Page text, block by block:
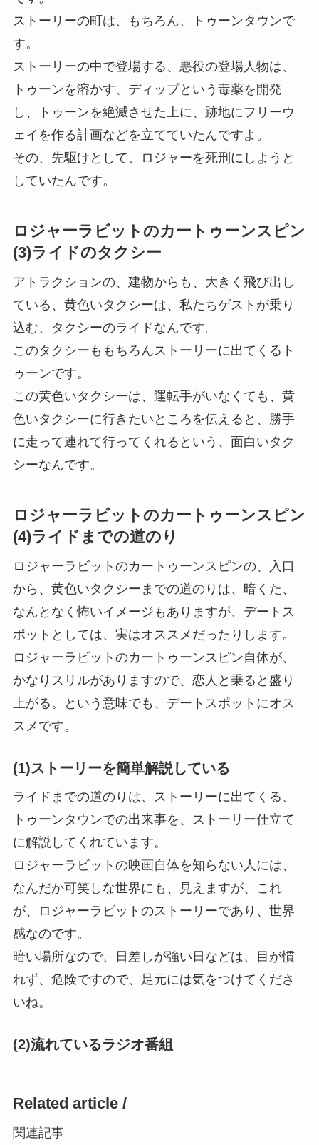
ストーリーの町は、もちろん、トゥーンタウンで
す。
ストーリーの中で登場する、悪役の登場人物は、
トゥーンを溶かす、ディップという毒薬を開発
し、トゥーンを絶滅させた上に、跡地にフリーウ
ェイを作る計画などを立てていたんですよ。
その、先駆けとして、ロジャーを死刑にしようと
していたんです。
ロジャーラビットのカートゥーンスピン
(3)ライドのタクシー
アトラクションの、建物からも、大きく飛び出し
ている、黄色いタクシーは、私たちゲストが乗り
込む、タクシーのライドなんです。
このタクシーももちろんストーリーに出てくるト
ゥーンです。
この黄色いタクシーは、運転手がいなくても、黄
色いタクシーに行きたいところを伝えると、勝手
に走って連れて行ってくれるという、面白いタク
シーなんです。
ロジャーラビットのカートゥーンスピン
(4)ライドまでの道のり
ロジャーラビットのカートゥーンスピンの、入口
から、黄色いタクシーまでの道のりは、暗くた、
なんとなく怖いイメージもありますが、デートス
ポットとしては、実はオススメだったりします。
ロジャーラビットのカートゥーンスピン自体が、
かなりスリルがありますので、恋人と乗ると盛り
上がる。という意味でも、デートスポットにオス
スメです。
(1)ストーリーを簡単解説している
ライドまでの道のりは、ストーリーに出てくる、
トゥーンタウンでの出来事を、ストーリー仕立て
に解説してくれています。
ロジャーラビットの映画自体を知らない人には、
なんだか可笑しな世界にも、見えますが、これ
が、ロジャーラビットのストーリーであり、世界
感なのです。
暗い場所なので、日差しが強い日などは、目が慣
れず、危険ですので、足元には気をつけてくださ
いね。
(2)流れているラジオ番組
Related article /
関連記事